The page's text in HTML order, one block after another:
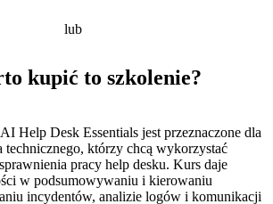
lub
kupić to szkolenie?
Help Desk Essentials jest przeznaczone dla
technicznego, którzy chcą wykorzystać
pracy help desku. Kurs daje
w podsumowywaniu i kierowaniu
incydentów, analizie logów i komunikacji